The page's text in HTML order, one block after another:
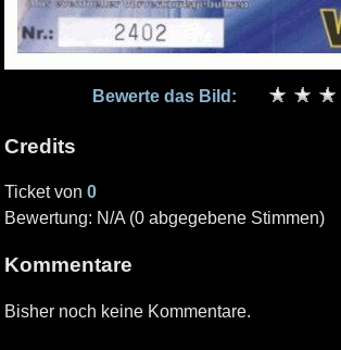
Bewerte das Bild:
Credits
Ticket von 0
Bewertung: N/A (0 abgegebene Stimmen)
Kommentare
Bisher noch keine Kommentare.